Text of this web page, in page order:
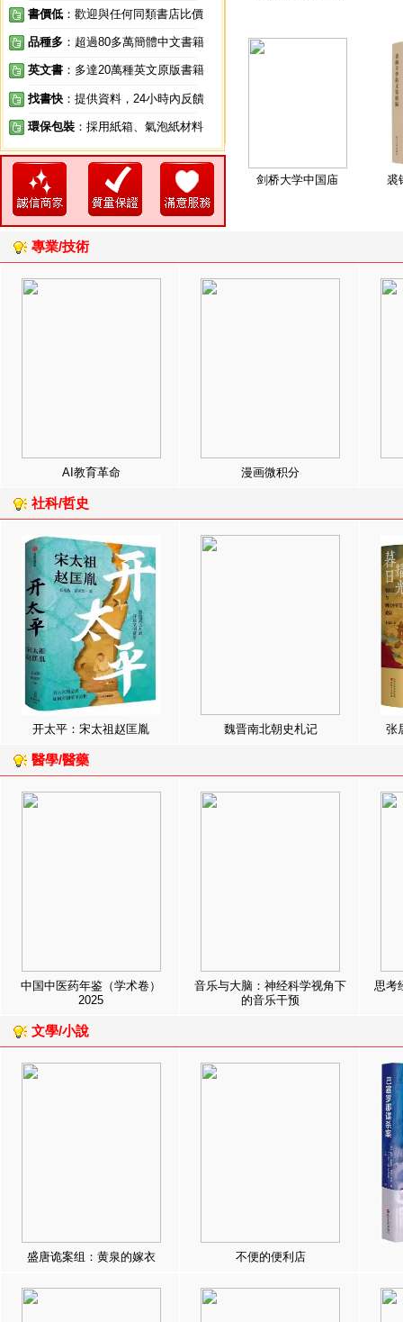
書價低 ：歡迎與任何同類書店比價
品種多 ：超過80多萬簡體中文書籍
英文書 ：多達20萬種英文原版書籍
找書快 ：提供資料，24小時內反饋
環保包裝 ：採用紙箱、氣泡紙材料
剑桥大学中国庙 裘
專業/技術
AI教育革命 漫画微积分
社科/哲史
开太平：宋太祖赵匡胤 魏晋南北朝史札记 张
醫學/醫藥
中国中医药年鉴（学术卷）
2025
音乐与大脑：神经科学视角下
的音乐干预
思考
文學/小說
盛唐诡案组：黄泉的嫁衣 不便的便利店